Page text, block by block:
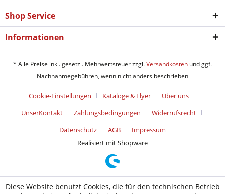
Shop Service
Informationen
* Alle Preise inkl. gesetzl. Mehrwertsteuer zzgl.Versandkosten und ggf.
Nachnahmegebühren, wenn nicht anders beschrieben
Cookie-Einstellungen Kataloge & Flyer
Über uns
UnserKontakt
Zahlungsbedingungen
Widerrufsrecht
Datenschutz
AGB
Impressum
Realisiert mit Shopware
Diese Website benutzt Cookies, die für den technischen Betrieb